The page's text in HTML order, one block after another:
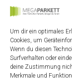
Um dir ein optimales
Cookies, um
Wenn du diesen
Surfverhalten oder
deine Zustimmung
Merkmale und